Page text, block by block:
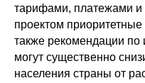
тарифами, платежами
проектом
также рекомендации по
могут существенно
населения страны от